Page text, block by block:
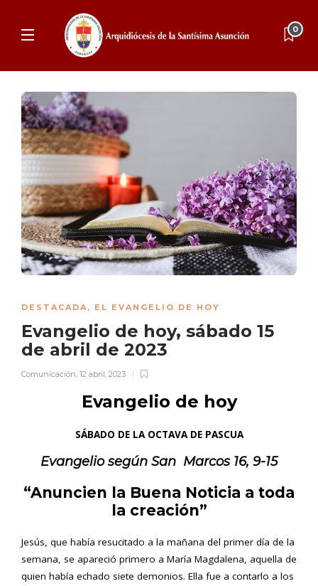
0
DESTACADA, EL EVANGELIO DE HOY
Evangelio de hoy, sábado 15
de abril de 2023
Comunicación, 12 abril, 2023
Evangelio de hoy
SÁBADO DE LA OCTAVA DE PASCUA
Evangelio según San Marcos 16, 9-15
“Anuncien la Buena Noticia a toda
la creación”
Jesús, que había resucitado a la mañana del primer día de la
semana, se apareció primero a María Magdalena, aquella de
quien había echado siete demonios. Ella fue a contarlo a los